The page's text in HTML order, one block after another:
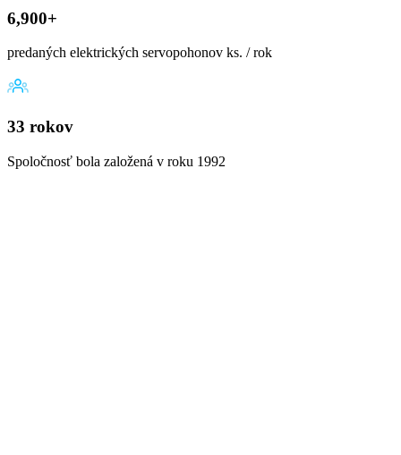
6,900+
predaných elektrických servopohonov ks. / rok
33 rokov
Spoločnosť bola založená v roku 1992